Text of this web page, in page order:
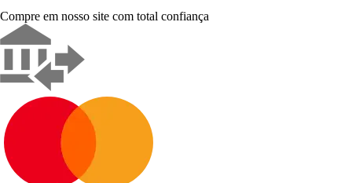
Compre em nosso site com total confiança